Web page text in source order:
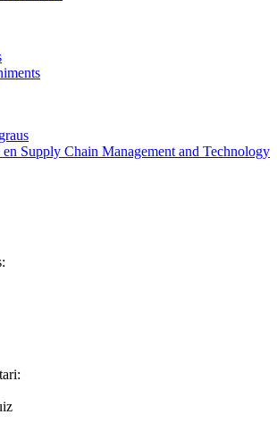
Supply Chain Management and Technology